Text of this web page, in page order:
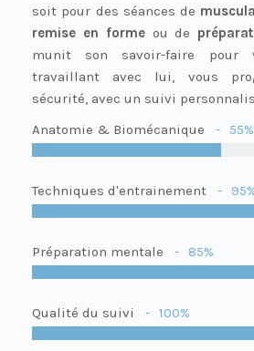
soit pour des séances de
remise en formeou de
munit son savoir-faire pour
travaillant avec lui, vous
sécurité, avec un suivi
Anatomie & Biomécanique
55%
Techniques d'entrainement
Préparation mentale 85%
Qualité du suivi 100%